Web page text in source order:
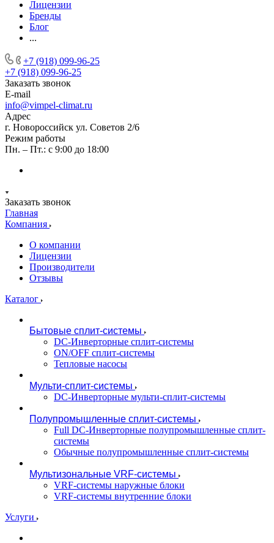
Лицензии
Бренды
Блог
...
+7 (918) 099-96-25
+7 (918) 099-96-25
Заказать звонок
E-mail
info@vimpel-climat.ru
Адрес
г. Новороссийск ул. Советов 2/6
Режим работы
Пн. – Пт.: с 9:00 до 18:00
Заказать звонок
Главная
Компания
О компании
Лицензии
Производители
Отзывы
Каталог
Бытовые сплит-системы
DC-Инверторные сплит-системы
ON/OFF сплит-системы
Тепловые насосы
Мульти-сплит-системы
DC-Инверторные мульти-сплит-системы
Полупромышленные сплит-системы
Full DC-Инверторные полупромышленные сплит-
системы
Обычные полупромышленные сплит-системы
Мультизональные VRF-системы
VRF-системы наружные блоки
VRF-системы внутренние блоки
Услуги